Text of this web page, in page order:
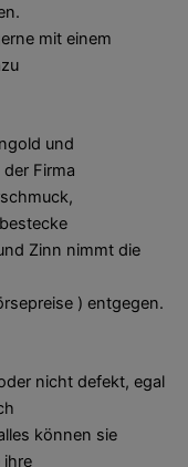
mit einem
und
Firma
Zinn nimmt die
) entgegen.
nicht defekt, egal
können sie
ihre